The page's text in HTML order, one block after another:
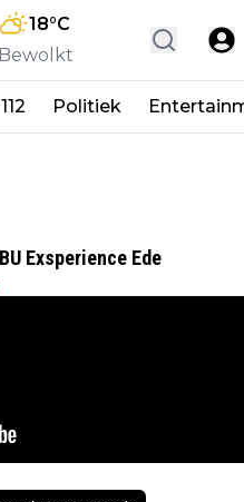
18°C
Bewolkt
112 Politiek
Exsperience Ede